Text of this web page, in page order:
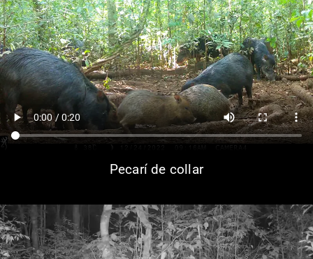
Pecarí de collar